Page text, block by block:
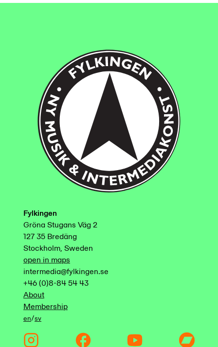
Fylkingen
Gröna Stugans Väg 2
127 35 Bredäng
Stockholm, Sweden
open in maps
intermedia@fylkingen.se
+46 (0)8-84 54 43
About
Membership
en/sv